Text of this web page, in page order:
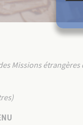
Missions étrangères